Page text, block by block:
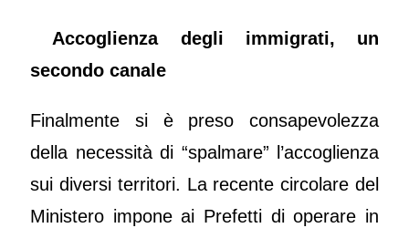
Accoglienza degli immigrati, un
secondo canale
Finalmente si è preso consapevolezza
della necessità di “spalmare” l’accoglienza
sui diversi territori. La recente circolare del
Ministero impone ai Prefetti di operare in